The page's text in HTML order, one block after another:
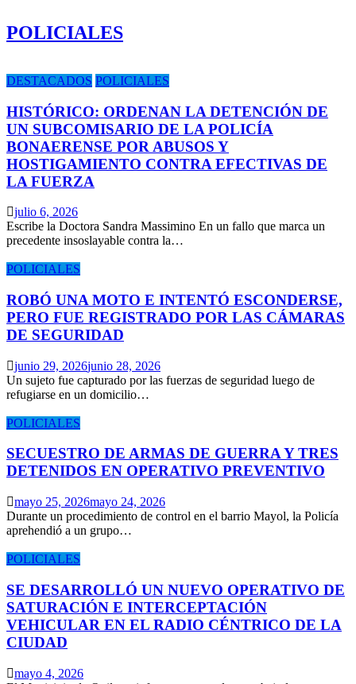
POLICIALES
DESTACADOS POLICIALES
HISTÓRICO: ORDENAN LA DETENCIÓN DE
UN SUBCOMISARIO DE LA POLICÍA
BONAERENSE POR ABUSOS Y
HOSTIGAMIENTO CONTRA EFECTIVAS DE
LA FUERZA
julio 6, 2026
Escribe la Doctora Sandra Massimino En un fallo que marca un
precedente insoslayable contra la…
POLICIALES
ROBÓ UNA MOTO E INTENTÓ ESCONDERSE,
PERO FUE REGISTRADO POR LAS CÁMARAS
DE SEGURIDAD
junio 29, 2026junio 28, 2026
Un sujeto fue capturado por las fuerzas de seguridad luego de
refugiarse en un domicilio…
POLICIALES
SECUESTRO DE ARMAS DE GUERRA Y TRES
DETENIDOS EN OPERATIVO PREVENTIVO
mayo 25, 2026mayo 24, 2026
Durante un procedimiento de control en el barrio Mayol, la Policía
aprehendió a un grupo…
POLICIALES
SE DESARROLLÓ UN NUEVO OPERATIVO DE
SATURACIÓN E INTERCEPTACIÓN
VEHICULAR EN EL RADIO CÉNTRICO DE LA
CIUDAD
mayo 4, 2026